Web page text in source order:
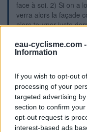
eau-cyclisme.com -
Information
If you wish to opt-out
processing of your
targeted advertising
section to confirm
opt-out request is
interest-based ads
face à soi. 2) Si on a
verra alors la façade
alors tourner juste
vers le fond et vers la
piétonne en dalles
extrémité dudit
petit.
Repères